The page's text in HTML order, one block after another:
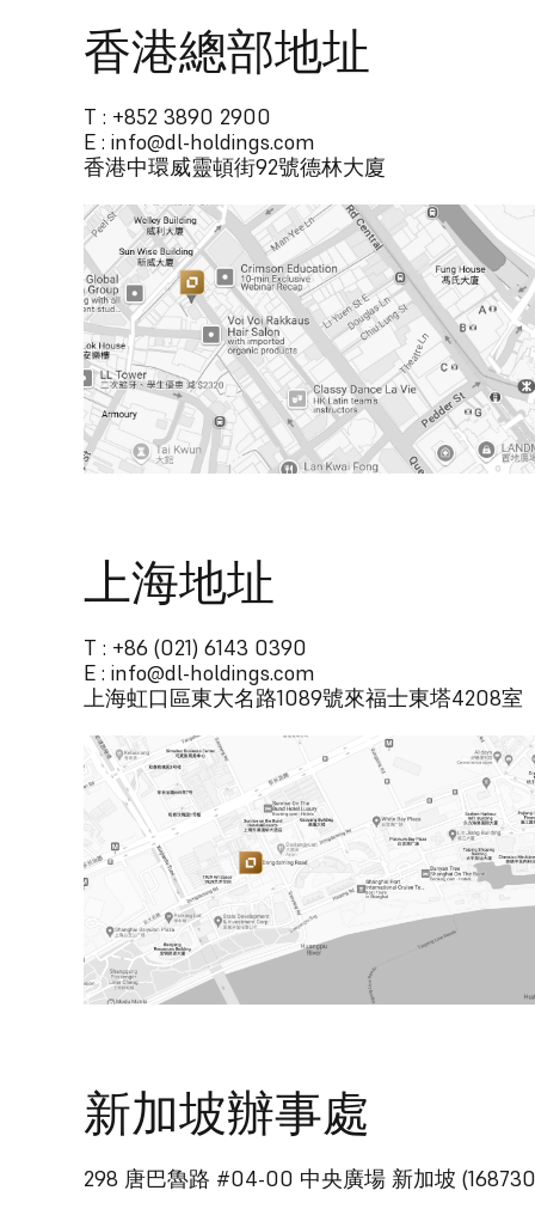
香港總部地址
T : +852 3890 2900
E : info@dl-holdings.com
香港中環威靈頓街92號德林大廈
上海地址
T : +86 (021) 6143 0390
E : info@dl-holdings.com
上海虹口區東大名路1089號來福士東塔4208室
新加坡辦事處
298 唐巴魯路 #04-00 中央廣場 新加坡